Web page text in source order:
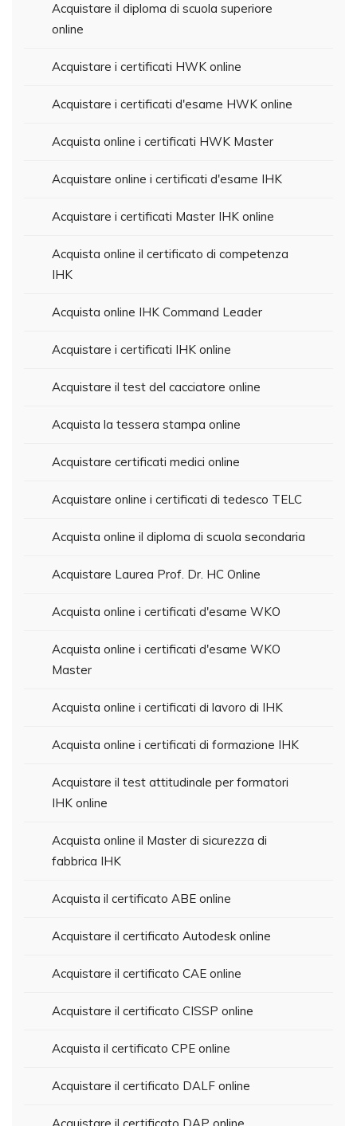
Acquistare il diploma di scuola superiore
online
Acquistare i certificati HWK online
Acquistare i certificati d'esame HWK online
Acquista online i certificati HWK Master
Acquistare online i certificati d'esame IHK
Acquistare i certificati Master IHK online
Acquista online il certificato di competenza
IHK
Acquista online IHK Command Leader
Acquistare i certificati IHK online
Acquistare il test del cacciatore online
Acquista la tessera stampa online
Acquistare certificati medici online
Acquistare online i certificati di tedesco TELC
Acquista online il diploma di scuola secondaria
Acquistare Laurea Prof. Dr. HC Online
Acquista online i certificati d'esame WKO
Acquista online i certificati d'esame WKO
Master
Acquista online i certificati di lavoro di IHK
Acquista online i certificati di formazione IHK
Acquistare il test attitudinale per formatori
IHK online
Acquista online il Master di sicurezza di
fabbrica IHK
Acquista il certificato ABE online
Acquistare il certificato Autodesk online
Acquistare il certificato CAE online
Acquistare il certificato CISSP online
Acquista il certificato CPE online
Acquistare il certificato DALF online